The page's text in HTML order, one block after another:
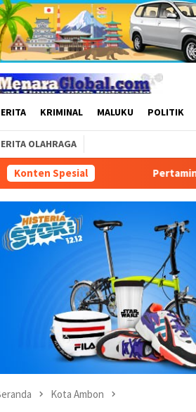
KRIMINAL MALUKU POLITIK
OLAHRAGA
Konten Spesial
Pertamina Patra Niaga Perkuat
Kota Ambon